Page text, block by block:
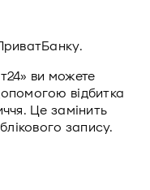
ви можете
відбитка
Це замінить
запису.